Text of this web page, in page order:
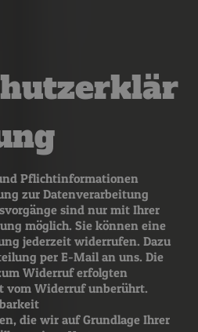
Pflichtinformationen
zur Datenverarbeitung
sind nur mit Ihrer
möglich. Sie können eine
jederzeit widerrufen. Dazu
per E-Mail an uns. Die
Widerruf erfolgten
vom Widerruf unberührt.
die wir auf Grundlage Ihrer